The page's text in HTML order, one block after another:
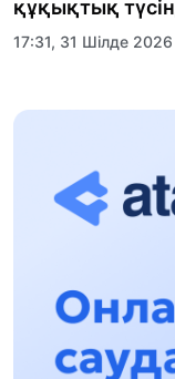
құқықтық
17:31, 31 Шілде 2026
Халықаралық
13:13, 30 Шілде 2026
12:01, 28 Шілде 2026
Абзал